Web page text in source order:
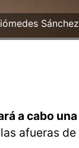
Sánchez
a cabo
afueras